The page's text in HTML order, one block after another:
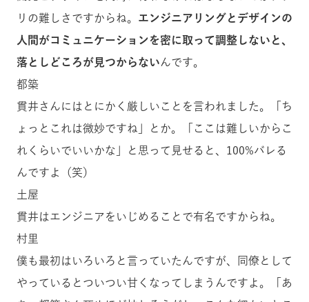
リの難しさですからね。 エンジニアリングとデザインの
人間がコミュニケーションを密に取って調整しないと、
落としどころが見つからないんです。
都築
貫井さんにはとにかく厳しいことを言われました。「ち
ょっとこれは微妙ですね」とか。「ここは難しいからこ
れくらいでいいかな」と思って見せると、100%バレる
んですよ（笑）
土屋
貫井はエンジニアをいじめることで有名ですからね。
村里
僕も最初はいろいろと言っていたんですが、同僚として
やっているとついつい甘くなってしまうんですよ。「あ